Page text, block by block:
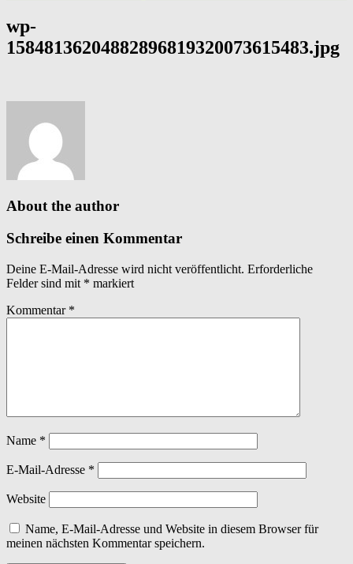
wp-
15848136204882896819320073615483.jpg
About the author
Schreibe einen Kommentar
Deine E-Mail-Adresse wird nicht veröffentlicht. Erforderliche
Felder sind mit * markiert
Kommentar *
Name *
E-Mail-Adresse *
Website
Name, E-Mail-Adresse und Website in diesem Browser für
meinen nächsten Kommentar speichern.